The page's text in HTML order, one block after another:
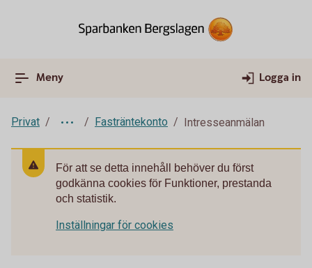
Meny Logga in
Privat Fasträntekonto Intresseanmälan
För att se detta innehåll behöver du först
godkänna cookies för Funktioner, prestanda
och statistik.
Inställningar för cookies